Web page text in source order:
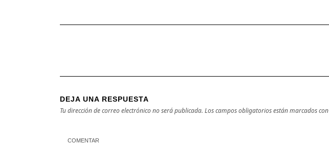
DEJA UNA RESPUESTA
Tu dirección de correo electrónico no será publicada. Los campos obligatorios están marcados con
COMENTAR